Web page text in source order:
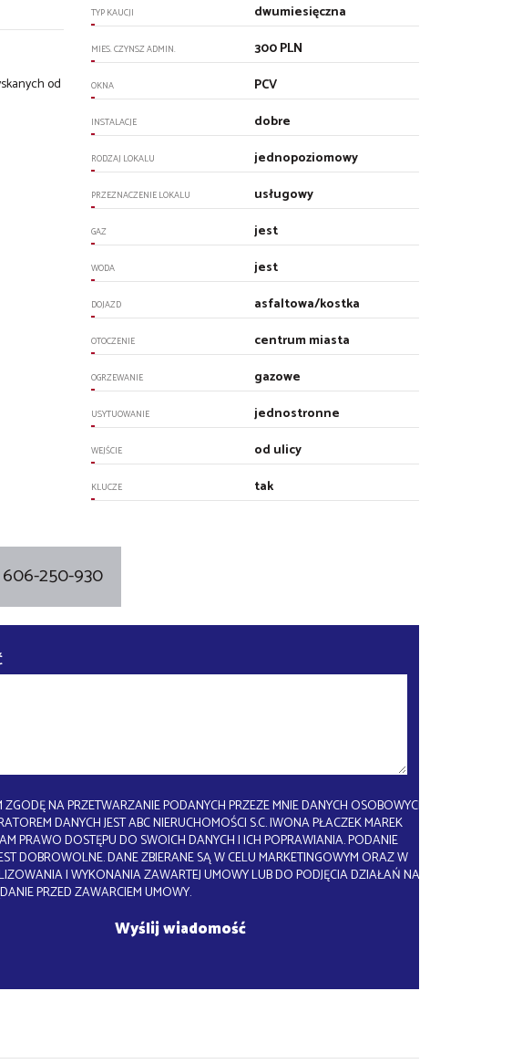
od
TYP KAUCJI dwumiesięczna
MIES. CZYNSZ ADMIN. 300 PLN
OKNA PCV
INSTALACJE dobre
RODZAJ LOKALU jednopoziomowy
PRZEZNACZENIE LOKALU usługowy
GAZ jest
WODA jest
DOJAZD asfaltowa/kostka
OTOCZENIE centrum miasta
OGRZEWANIE gazowe
USYTUOWANIE jednostronne
WEJŚCIE od ulicy
KLUCZE tak
606-250-930
NA PRZETWARZANIE PODANYCH PRZEZE MNIE DANYCH OSOBOWYCH.
DANYCH JEST ABC NIERUCHOMOŚCI S.C. IWONA PŁACZEK MAREK
PRAWO DOSTĘPU DO SWOICH DANYCH I ICH POPRAWIANIA. PODANIE
DOBROWOLNE. DANE ZBIERANE SĄ W CELU MARKETINGOWYM ORAZ W
I WYKONANIA ZAWARTEJ UMOWY LUB DO PODJĘCIA DZIAŁAŃ NA
PRZED ZAWARCIEM UMOWY.